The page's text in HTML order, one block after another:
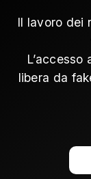
Il lavoro dei
libera da